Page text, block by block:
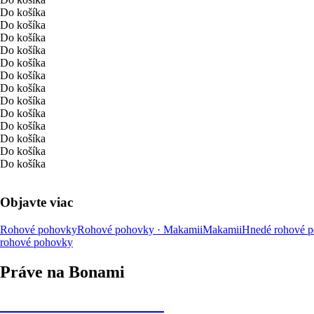
Do košíka
Do košíka
Do košíka
Do košíka
Do košíka
Do košíka
Do košíka
Do košíka
Do košíka
Do košíka
Do košíka
Do košíka
Do košíka
Objavte viac
Rohové pohovkyRohové pohovky · MakamiiMakamiiHnedé rohové
rohové pohovky
Práve na Bonami